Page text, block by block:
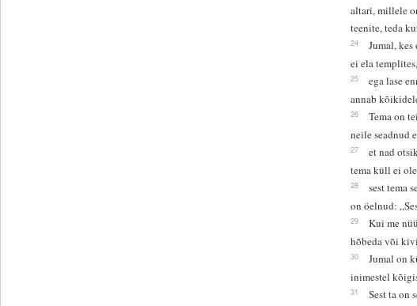
altari, millele
teenite, teda
24
Jumal, kes
ei ela
25
ega lase
annab
26
Tema on
neile seadnud
27
et nad
tema küll ei
28
sest tema
on öelnud:
29
Kui me
hõbeda või
30
Jumal on
inimestel
31
Sest ta on